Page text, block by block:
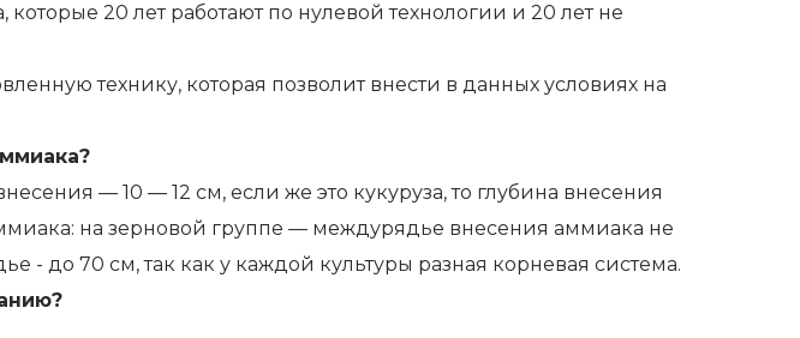
20 лет работают по нулевой технологии и 20 лет не
технику, которая позволит внести в данных условиях на
— 10 — 12 см, если же это кукуруза, то глубина внесения
на зерновой группе — междурядье внесения аммиака не
до 70 см, так как у каждой культуры разная корневая система.